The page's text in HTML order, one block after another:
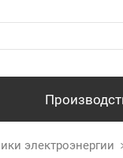
электроэнергии